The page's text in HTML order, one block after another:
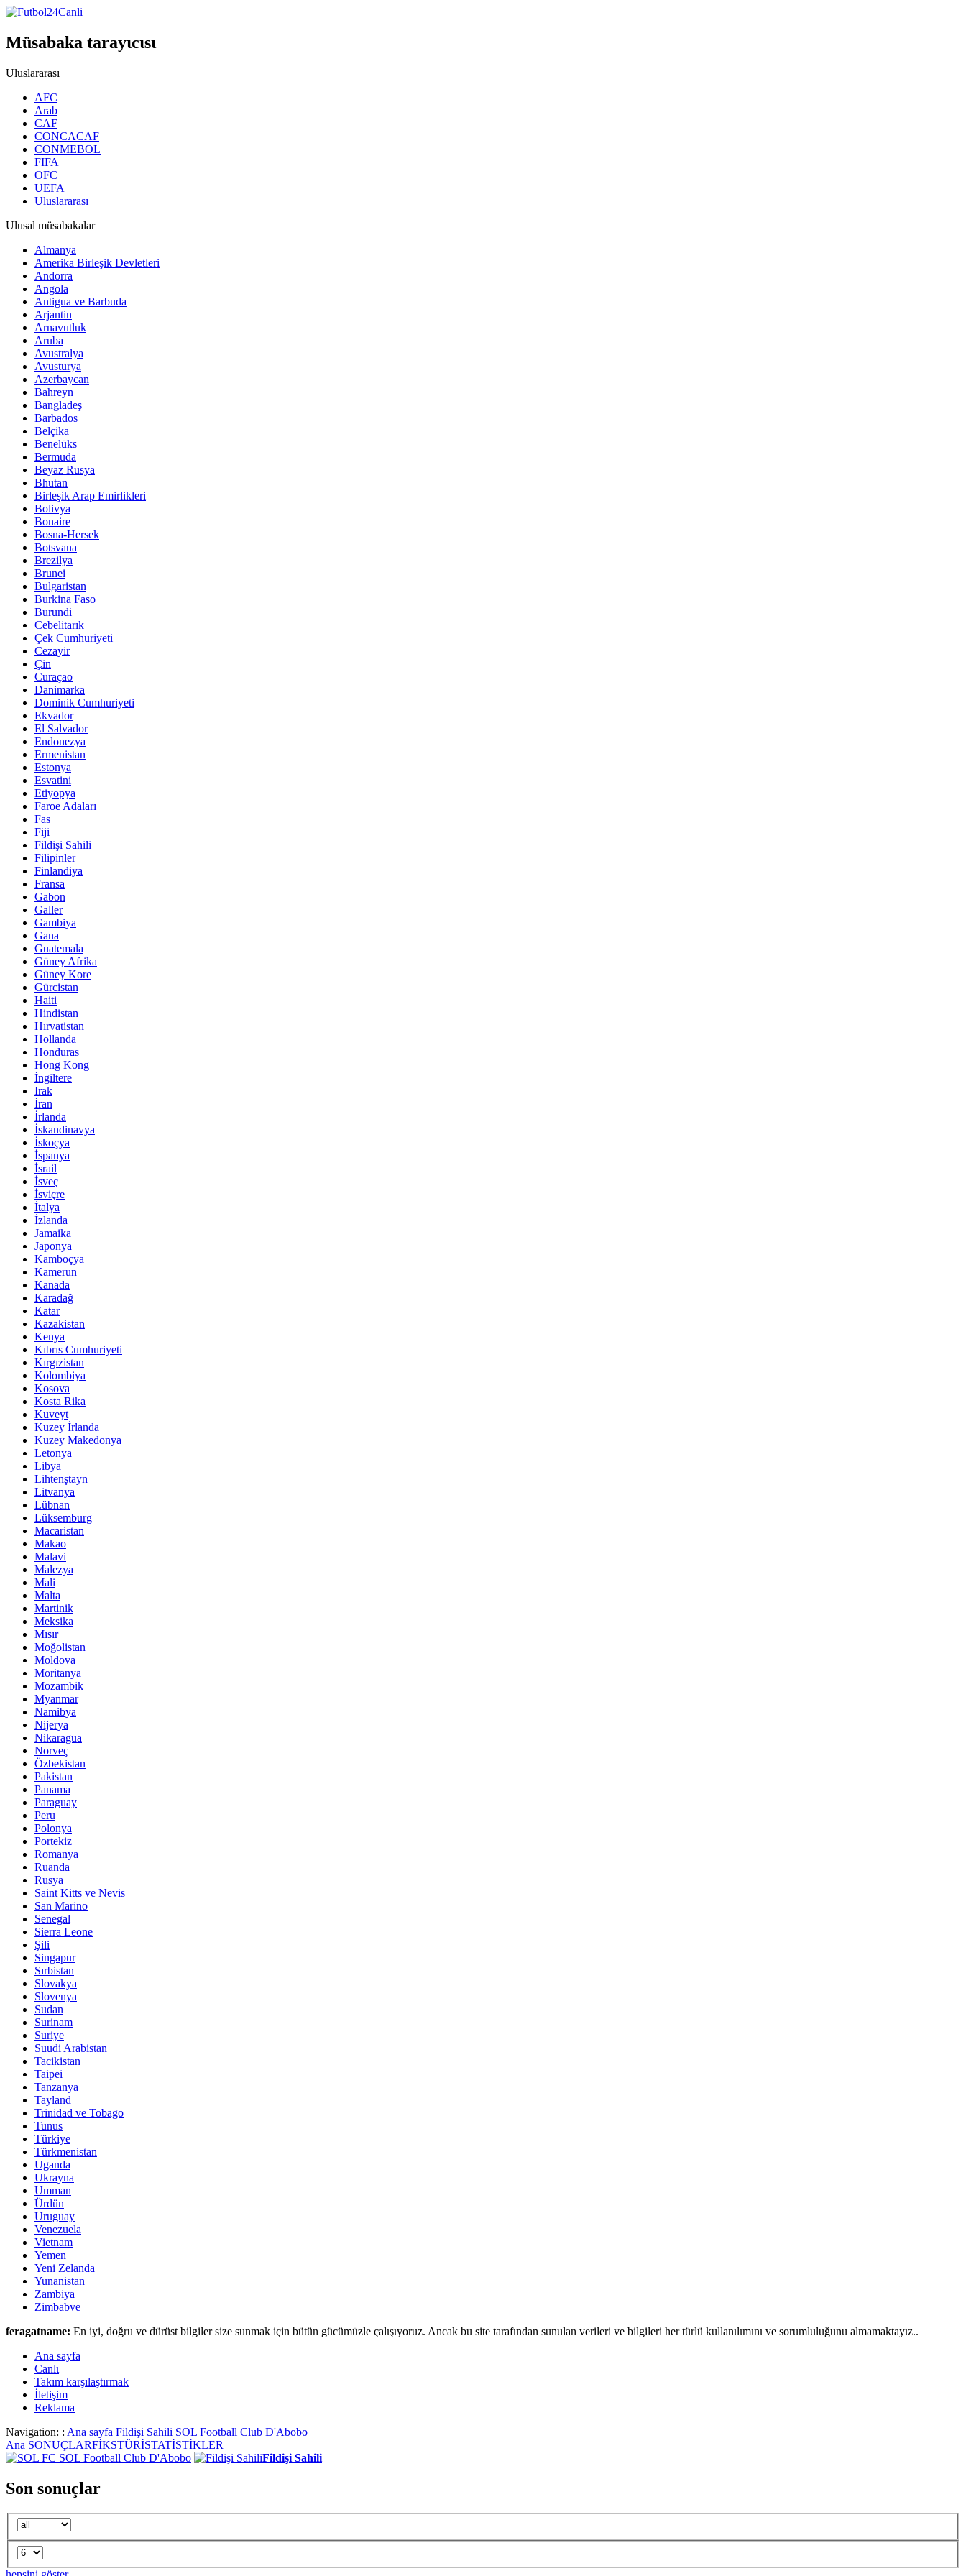
Müsabaka tarayιcιsι
Uluslararası
AFC
Arab
CAF
CONCACAF
CONMEBOL
FIFA
OFC
UEFA
Uluslararası
Ulusal müsabakalar
Almanya
Amerika Birleşik Devletleri
Andorra
Angola
Antigua ve Barbuda
Arjantin
Arnavutluk
Aruba
Avustralya
Avusturya
Azerbaycan
Bahreyn
Bangladeş
Barbados
Belçika
Benelüks
Bermuda
Beyaz Rusya
Bhutan
Birleşik Arap Emirlikleri
Bolivya
Bonaire
Bosna-Hersek
Botsvana
Brezilya
Brunei
Bulgaristan
Burkina Faso
Burundi
Cebelitarık
Çek Cumhuriyeti
Cezayir
Çin
Curaçao
Danimarka
Dominik Cumhuriyeti
Ekvador
El Salvador
Endonezya
Ermenistan
Estonya
Esvatini
Etiyopya
Faroe Adaları
Fas
Fiji
Fildişi Sahili
Filipinler
Finlandiya
Fransa
Gabon
Galler
Gambiya
Gana
Guatemala
Güney Afrika
Güney Kore
Gürcistan
Haiti
Hindistan
Hırvatistan
Hollanda
Honduras
Hong Kong
İngiltere
Irak
İran
İrlanda
İskandinavya
İskoçya
İspanya
İsrail
İsveç
İsviçre
İtalya
İzlanda
Jamaika
Japonya
Kamboçya
Kamerun
Kanada
Karadağ
Katar
Kazakistan
Kenya
Kıbrıs Cumhuriyeti
Kırgızistan
Kolombiya
Kosova
Kosta Rika
Kuveyt
Kuzey İrlanda
Kuzey Makedonya
Letonya
Libya
Lihtenştayn
Litvanya
Lübnan
Lüksemburg
Macaristan
Makao
Malavi
Malezya
Mali
Malta
Martinik
Meksika
Mısır
Moğolistan
Moldova
Moritanya
Mozambik
Myanmar
Namibya
Nijerya
Nikaragua
Norveç
Özbekistan
Pakistan
Panama
Paraguay
Peru
Polonya
Portekiz
Romanya
Ruanda
Rusya
Saint Kitts ve Nevis
San Marino
Senegal
Sierra Leone
Şili
Singapur
Sırbistan
Slovakya
Slovenya
Sudan
Surinam
Suriye
Suudi Arabistan
Tacikistan
Taipei
Tanzanya
Tayland
Trinidad ve Tobago
Tunus
Türkiye
Türkmenistan
Uganda
Ukrayna
Umman
Ürdün
Uruguay
Venezuela
Vietnam
Yemen
Yeni Zelanda
Yunanistan
Zambiya
Zimbabve
feragatname: En iyi, doğru ve dürüst bilgiler size sunmak için bütün gücümüzle çalιşιyoruz. Ancak bu site tarafιndan sunulan verileri ve bilgileri her türlü kullanιlιmιnι ve sorumluluğunu almamaktayιz..
Ana sayfa
Canlι
Takım karşılaştırmak
İletişim
Reklama
Navigation: : Ana sayfa Fildişi Sahili SOL Football Club D'Abobo
Ana SONUÇLARFİKSTÜRİSTATİSTİKLER
SOL Football Club D'Abobo
Fildişi Sahili
Son sonuçlar